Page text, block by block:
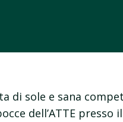
di sole e sana
dell’ATTE